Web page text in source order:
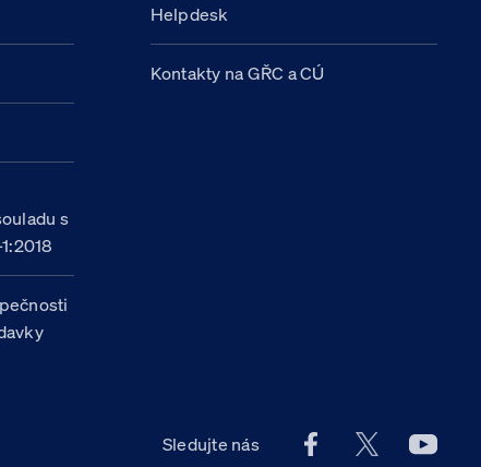
s
Helpdesk
Kontakty na GŘC a CÚ
Sledujte nás Facebook účet
X účet